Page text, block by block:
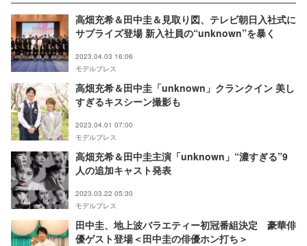
高畑充希＆田中圭＆見取り図、テレビ朝日入社式に
サプライズ登場 新入社員の“unknown”を暴く
2023.04.03 16:06
モデルプレス
高畑充希＆田中圭「unknown」クランクイン 美し
すぎるキスシーン撮影も
2023.04.01 07:00
モデルプレス
高畑充希＆田中圭主演「unknown」“濃すぎる”9
人の追加キャスト発表
2023.03.22 05:30
モデルプレス
田中圭、地上波バラエティー初冠番組決定 豪華俳
優ゲスト登場＜田中圭の俳優ホン打ち＞